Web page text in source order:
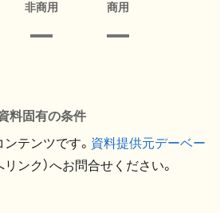
非商用 商用
料固有の条件
テンツです。 資料提供元デーベー
リンク）へお問合せください。